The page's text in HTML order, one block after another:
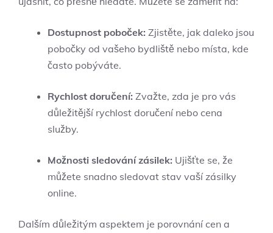
Dostupnost poboček: Zjistěte, jak daleko jsou
pobočky od vašeho bydliště nebo místa, kde
často pobýváte.
Rychlost doručení: Zvažte, zda je pro vás
důležitější rychlost doručení nebo cena
služby.
Možnosti sledování zásilek: Ujišťte se, že
můžete snadno sledovat stav vaší zásilky
online.
Dalším důležitým aspektem je porovnání cen a